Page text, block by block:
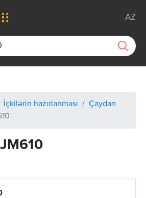
AZ
İçkilərin hazırlanması
Çaydan